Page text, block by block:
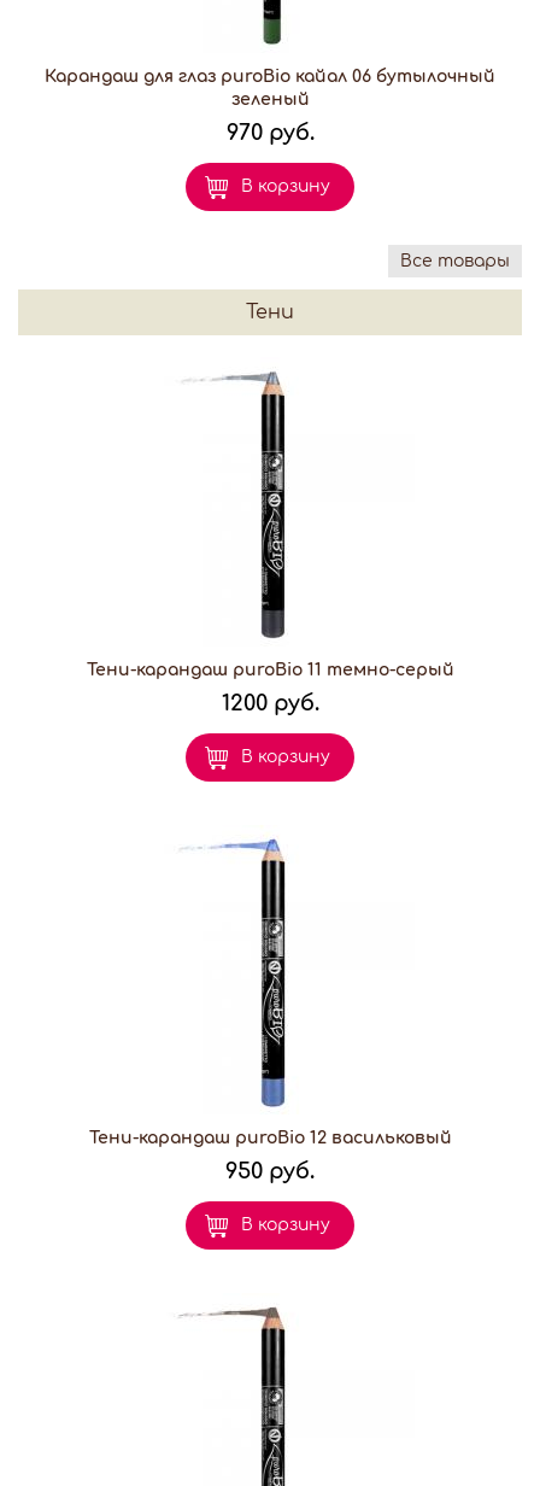
Карандаш для глаз puroBio кайал 06 бутылочный
зеленый
970 руб.
В корзину
Все товары
Тени
Тени-карандаш puroBio 11 темно-серый
1200 руб.
В корзину
Тени-карандаш puroBio 12 васильковый
950 руб.
В корзину